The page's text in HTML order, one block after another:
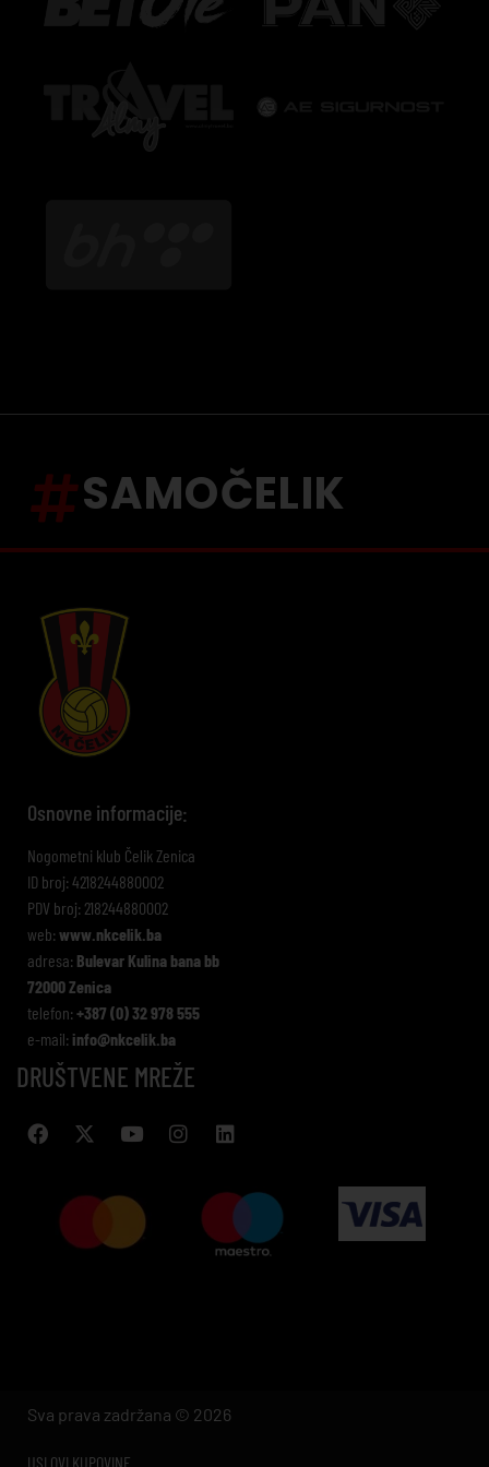
SAMOČELIK
Osnovne informacije:
Nogometni klub Čelik Zenica
ID broj: 4218244880002
PDV broj: 218244880002
web: www.nkcelik.ba
adresa: Bulevar Kulina bana bb
72000 Zenica
telefon: +387 (0) 32 978 555
e-mail: info@nkcelik.ba
DRUŠTVENE MREŽE
Sva prava zadržana © 2026
USLOVI KUPOVINE